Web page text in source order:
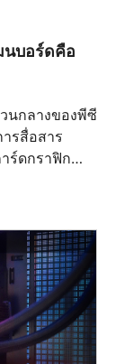
วโลก สูง
) รูปทรง
ละเอียดทาง
FX
นบอร์ดคือ
นกลางของพีซี
รสื่อสาร
ร์ดกราฟิก
ตั้งแต่ขั้วต่อ
ลิตี้การโอ
พอร์ตที่
องเป็นไป
คุณจะสร้าง
ต่อ